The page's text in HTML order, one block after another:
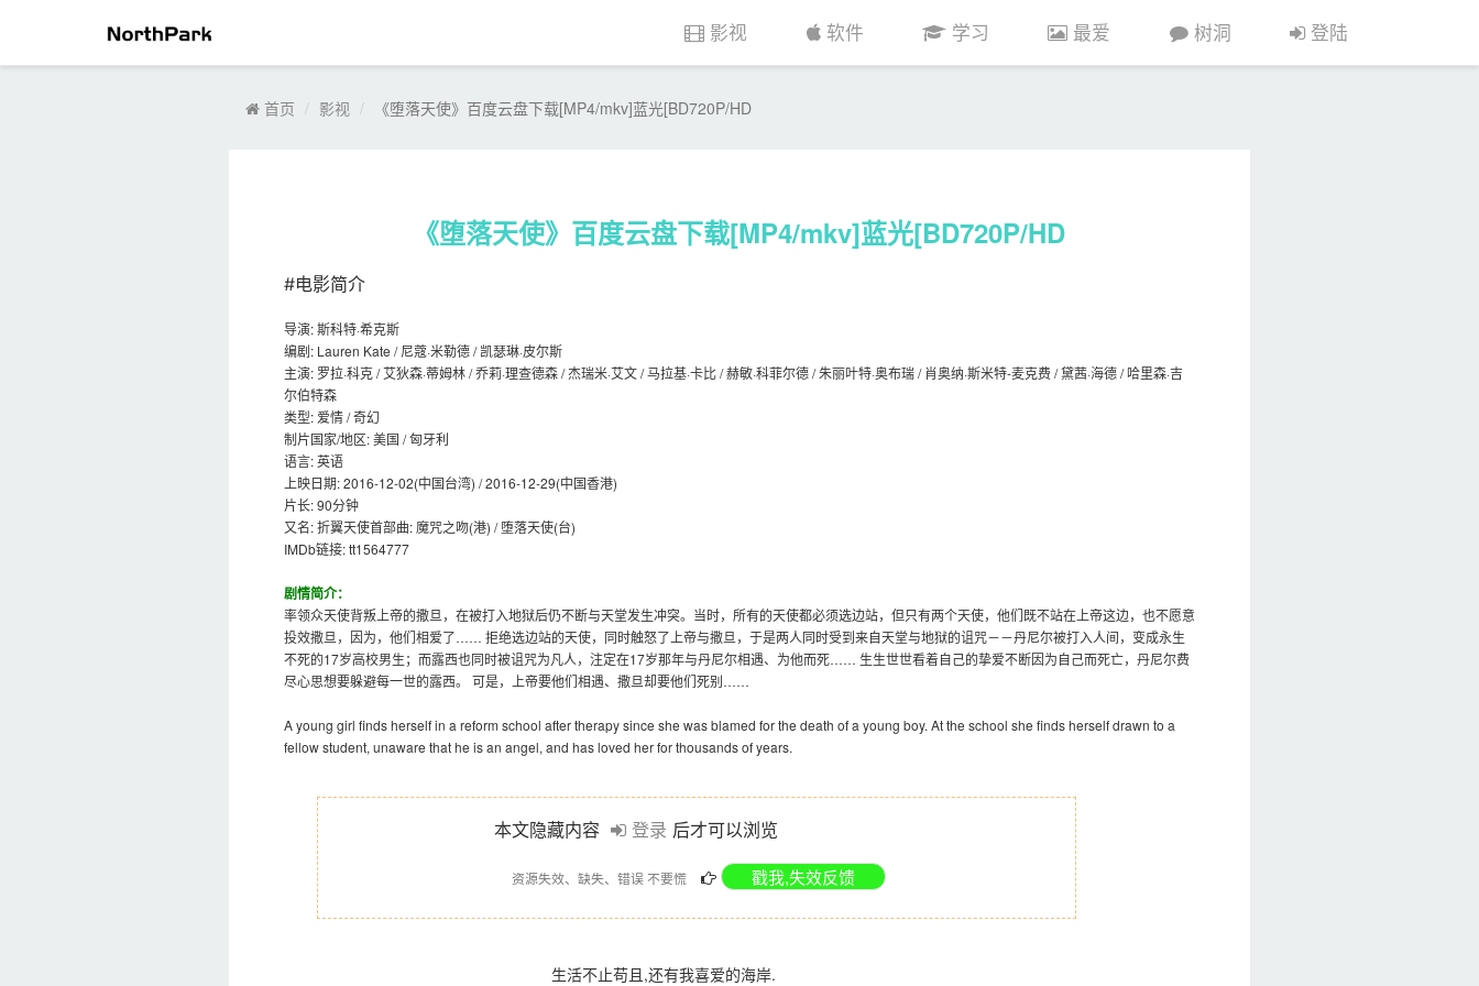
影视 软件 学习 最爱 树洞 登陆
首页 影视 《堕落天使》百度云盘下载[MP4/mkv]蓝光[BD720P/HD
《堕落天使》百度云盘下载[MP4/mkv]蓝光[BD720P/HD
#电影简介
导演: 斯科特·希克斯
编剧: Lauren Kate / 尼蔻·米勒德 / 凯瑟琳·皮尔斯
主演: 罗拉·科克 / 艾狄森·蒂姆林 / 乔莉·理查德森 / 杰瑞米·艾文 / 马拉基·卡比 / 赫敏·科菲尔德 / 朱丽叶特·奥布瑞 / 肖奥纳·斯米特-麦克费 / 黛茜·海德 / 哈里森·吉
尔伯特森
类型: 爱情 / 奇幻
制片国家/地区: 美国 / 匈牙利
语言: 英语
上映日期: 2016-12-02(中国台湾) / 2016-12-29(中国香港)
片长: 90分钟
又名: 折翼天使首部曲: 魔咒之吻(港) / 堕落天使(台)
IMDb链接: tt1564777
剧情简介：
率领众天使背叛上帝的撒旦，在被打入地狱后仍不断与天堂发生冲突。当时，所有的天使都必须选边站，但只有两个天使，他们既不站在上帝这边，也不愿意
投效撒旦，因为，他们相爱了…… 拒绝选边站的天使，同时触怒了上帝与撒旦，于是两人同时受到来自天堂与地狱的诅咒－－丹尼尔被打入人间，变成永生
不死的17岁高校男生；而露西也同时被诅咒为凡人，注定在17岁那年与丹尼尔相遇、为他而死…… 生生世世看着自己的挚爱不断因为自己而死亡，丹尼尔费
尽心思想要躲避每一世的露西。 可是，上帝要他们相遇、撒旦却要他们死别……
A young girl finds herself in a reform school after therapy since she was blamed for the death of a young boy. At the school she finds herself drawn to a
fellow student, unaware that he is an angel, and has loved her for thousands of years.
本文隐藏内容 登录 后才可以浏览
资源失效、缺失、错误 不要慌
生活不止苟且,还有我喜爱的海岸.